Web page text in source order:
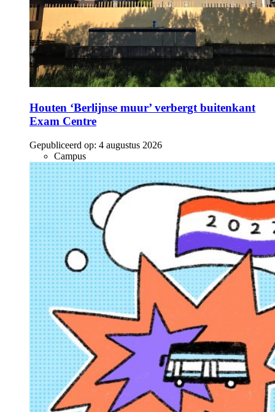
Houten ‘Berlijnse muur’ verbergt buitenkant
Exam Centre
Gepubliceerd op: 4 augustus 2026
Campus